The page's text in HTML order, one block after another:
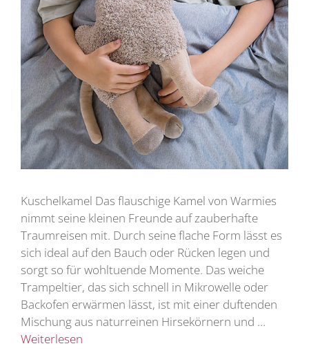
Kuschelkamel Das flauschige Kamel von Warmies
nimmt seine kleinen Freunde auf zauberhafte
Traumreisen mit. Durch seine flache Form lässt es
sich ideal auf den Bauch oder Rücken legen und
sorgt so für wohltuende Momente. Das weiche
Trampeltier, das sich schnell in Mikrowelle oder
Backofen erwärmen lässt, ist mit einer duftenden
Mischung aus naturreinen Hirsekörnern und …
Weiterlesen